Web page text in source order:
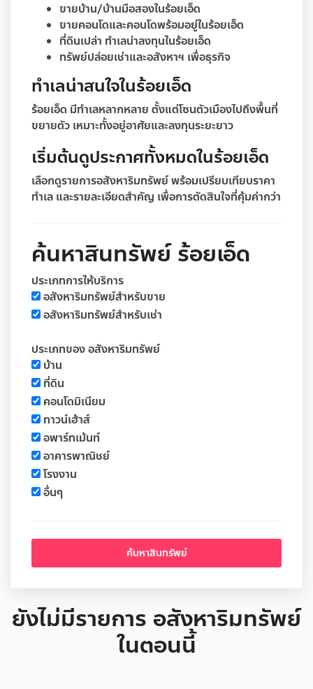
ขายบ้าน/บ้านมือสองในร้อยเอ็ด
ขายคอนโดและคอนโดพร้อมอยู่ในร้อยเอ็ด
ที่ดินเปล่า ทำเลน่าลงทุนในร้อยเอ็ด
ทรัพย์ปล่อยเช่าและอสังหาฯ เพื่อธุรกิจ
ทำเลน่าสนใจในร้อยเอ็ด
ร้อยเอ็ด มีทำเลหลากหลาย ตั้งแต่โซนตัวเมืองไปถึงพื้นที่
ขยายตัว เหมาะทั้งอยู่อาศัยและลงทุนระยะยาว
เริ่มต้นดูประกาศทั้งหมดในร้อยเอ็ด
เลือกดูรายการอสังหาริมทรัพย์ พร้อมเปรียบเทียบราคา
ทำเล และรายละเอียดสำคัญ เพื่อการตัดสินใจที่คุ้มค่ากว่า
ค้นหาสินทรัพย์ ร้อยเอ็ด
ประเภทการให้บริการ
อสังหาริมทรัพย์สำหรับขาย
อสังหาริมทรัพย์สำหรับเช่า
ประเภทของ อสังหาริมทรัพย์
บ้าน
ที่ดิน
คอนโดมิเนียม
ทาวน์เฮ้าส์
อพาร์ทเม้นท์
อาคารพาณิชย์
โรงงาน
อื่นๆ
ยังไม่มีรายการ อสังหาริมทรัพย์
ในตอนนี้